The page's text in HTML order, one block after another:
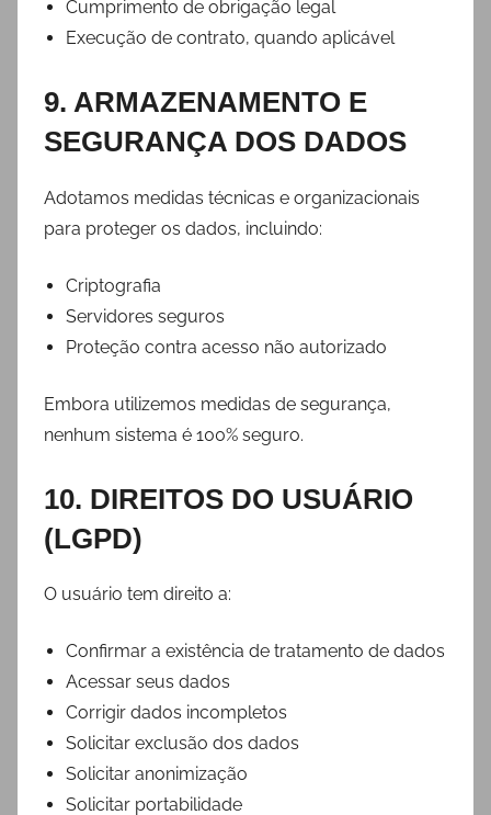
Cumprimento de obrigação legal
Execução de contrato, quando aplicável
9. ARMAZENAMENTO E
SEGURANÇA DOS DADOS
Adotamos medidas técnicas e organizacionais
para proteger os dados, incluindo:
Criptografia
Servidores seguros
Proteção contra acesso não autorizado
Embora utilizemos medidas de segurança,
nenhum sistema é 100% seguro.
10. DIREITOS DO USUÁRIO
(LGPD)
O usuário tem direito a:
Confirmar a existência de tratamento de dados
Acessar seus dados
Corrigir dados incompletos
Solicitar exclusão dos dados
Solicitar anonimização
Solicitar portabilidade